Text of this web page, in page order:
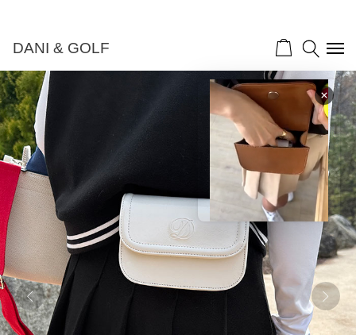
DANI & GOLF